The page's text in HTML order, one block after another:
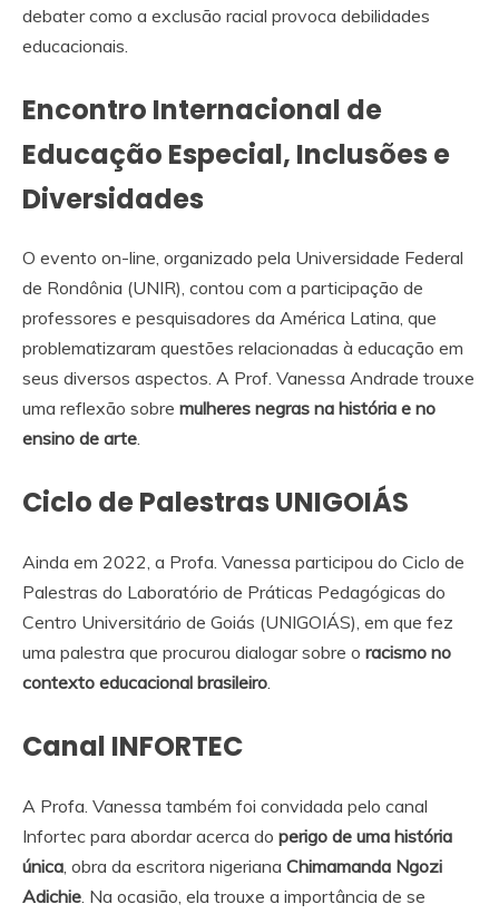
debater como a exclusão racial provoca debilidades
educacionais.
Encontro Internacional de
Educação Especial, Inclusões e
Diversidades
O evento on-line, organizado pela Universidade Federal
de Rondônia (UNIR), contou com a participação de
professores e pesquisadores da América Latina, que
problematizaram questões relacionadas à educação em
seus diversos aspectos. A Prof. Vanessa Andrade trouxe
uma reflexão sobre mulheres negras na história e no
ensino de arte.
Ciclo de Palestras UNIGOIÁS
Ainda em 2022, a Profa. Vanessa participou do Ciclo de
Palestras do Laboratório de Práticas Pedagógicas do
Centro Universitário de Goiás (UNIGOIÁS), em que fez
uma palestra que procurou dialogar sobre o racismo no
contexto educacional brasileiro.
Canal INFORTEC
A Profa. Vanessa também foi convidada pelo canal
Infortec para abordar acerca do perigo de uma história
única, obra da escritora nigeriana Chimamanda Ngozi
Adichie. Na ocasião, ela trouxe a importância de se